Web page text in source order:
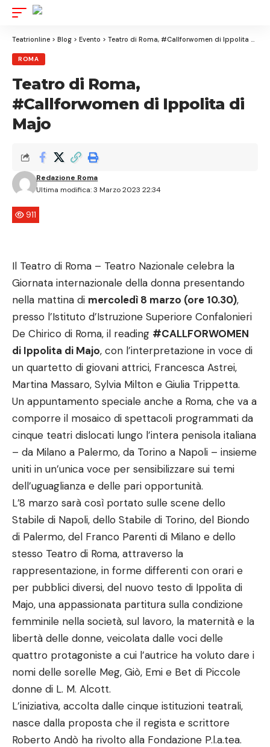
Resizer
Teatrionline > Blog > Evento > Teatro di Roma, #Callforwomen di Ippolita di Majo
ROMA
Teatro di Roma,
#Callforwomen di Ippolita di
Majo
Ultima modifica: 3 Marzo 2023 22:34
Redazione Roma
911
Il Teatro di Roma – Teatro Nazionale celebra la
Giornata internazionale della donna presentando
nella mattina di mercoledì 8 marzo (ore 10.30),
presso l’Istituto d’Istruzione Superiore Confalonieri
De Chirico di Roma, il reading #CALLFORWOMEN
di Ippolita di Majo, con l’interpretazione in voce di
un quartetto di giovani attrici, Francesca Astrei,
Martina Massaro, Sylvia Milton e Giulia Trippetta.
Un appuntamento speciale anche a Roma, che va a
comporre il mosaico di spettacoli programmati da
cinque teatri dislocati lungo l’intera penisola italiana
– da Milano a Palermo, da Torino a Napoli – insieme
uniti in un’unica voce per sensibilizzare sui temi
dell’uguaglianza e delle pari opportunità.
L’8 marzo sarà così portato sulle scene dello
Stabile di Napoli, dello Stabile di Torino, del Biondo
di Palermo, del Franco Parenti di Milano e dello
stesso Teatro di Roma, attraverso la
rappresentazione, in forme differenti con orari e
per pubblici diversi, del nuovo testo di Ippolita di
Majo, una appassionata partitura sulla condizione
femminile nella società, sul lavoro, la maternità e la
libertà delle donne, veicolata dalle voci delle
quattro protagoniste a cui l’autrice ha voluto dare i
nomi delle sorelle Meg, Giò, Emi e Bet di Piccole
donne di L. M. Alcott.
L’iniziativa, accolta dalle cinque istituzioni teatrali,
nasce dalla proposta che il regista e scrittore
Roberto Andò ha rivolto alla Fondazione P.l.a.tea.